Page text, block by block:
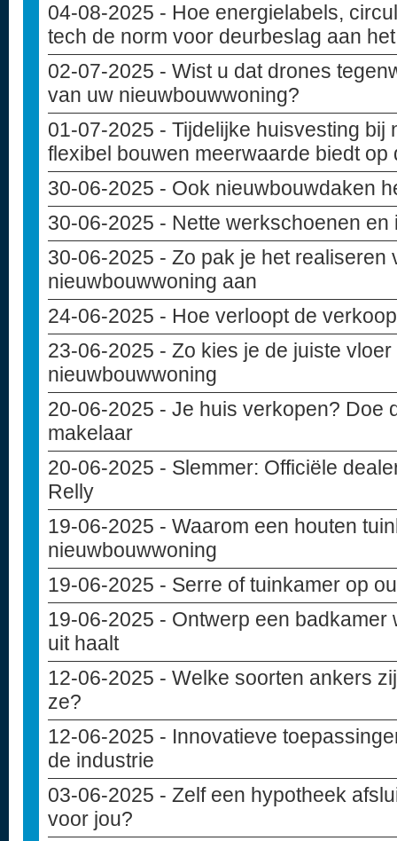
04-08-2025 - Hoe energielabels,
tech de norm voor deurbeslag aan
02-07-2025 - Wist u dat drones
van uw nieuwbouwwoning?
01-07-2025 - Tijdelijke huisvesting bij
flexibel bouwen meerwaarde biedt op
30-06-2025 - Ook nieuwbouwdaken
30-06-2025 - Nette werkschoenen
30-06-2025 - Zo pak je het realiseren
nieuwbouwwoning aan
24-06-2025 - Hoe verloopt de
23-06-2025 - Zo kies je de juiste
nieuwbouwwoning
20-06-2025 - Je huis verkopen? Doe
makelaar
20-06-2025 - Slemmer: Officiële
Relly
19-06-2025 - Waarom een houten
nieuwbouwwoning
19-06-2025 - Serre of tuinkamer op
19-06-2025 - Ontwerp een badkamer
uit haalt
12-06-2025 - Welke soorten ankers
ze?
12-06-2025 - Innovatieve
de industrie
03-06-2025 - Zelf een hypotheek
voor jou?